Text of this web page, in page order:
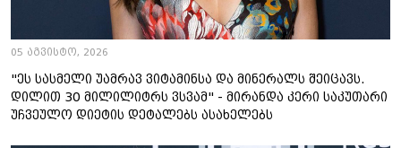
05 აგვისტო, 2026
"ეს სასმელი უამრავ ვიტამინსა და მინერალს შეიცავს.
დილით 30 მილილიტრს ვსვამ" - მირანდა კერი საკუთარი
უჩვეულო დიეტის დეტალებს ასახელებს